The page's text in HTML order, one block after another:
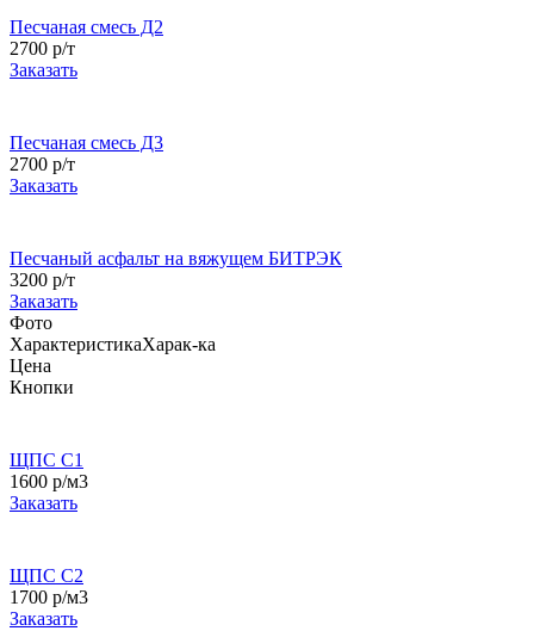
Песчаная смесь Д2
2700 р/т
Заказать
Песчаная смесь Д3
2700 р/т
Заказать
Песчаный асфальт на вяжущем БИТРЭК
3200 р/т
Заказать
Фото
ХарактеристикаХарак-ка
Цена
Кнопки
ЩПС С1
1600 р/м3
Заказать
ЩПС С2
1700 р/м3
Заказать